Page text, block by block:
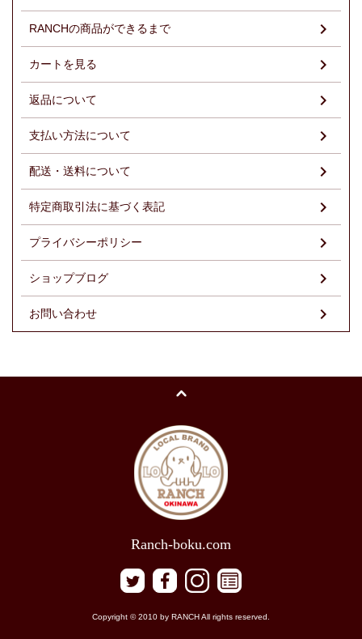
RANCHの商品ができるまで
カートを見る
返品について
支払い方法について
配送・送料について
特定商取引法に基づく表記
プライバシーポリシー
ショップブログ
お問い合わせ
Ranch-boku.com
Copyright © 2010 by RANCH All rights reserved.